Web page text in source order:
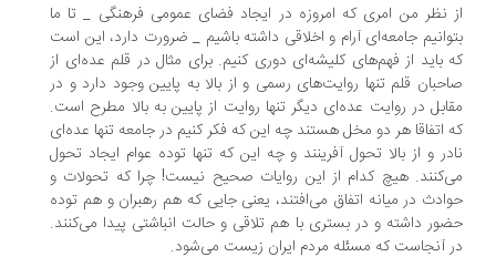
نظر من امری که امروزه در ایجاد فضای عمومی فرهنگی _ تا ما
جامعه‌ای آرام و اخلاقی داشته باشیم _ ضرورت دارد، این است
باید از فهم‌های کلیشه‌ای دوری کنیم. برای مثال در قلم عده‌ای از
قلم تنها روایت‌های رسمی و از بالا به پایین وجود دارد و در
در روایت عده‌ای دیگر تنها روایت از پایین به بالا مطرح است.
اتفاقا هر دو مخل هستند چه این که فکر کنیم در جامعه تنها عده‌ای
و از بالا تحول آفرینند و چه این که تنها توده عوام ایجاد تحول
هیچ کدام از این روایات صحیح نیست! چرا که تحولات و
در میانه اتفاق می‌افتند، یعنی جایی که هم رهبران و هم توده
داشته و در بستری با هم تلاقی و حالت انباشتی پیدا می‌کنند.
آنجاست که مسئله مردم ایران زیست می‌شود.